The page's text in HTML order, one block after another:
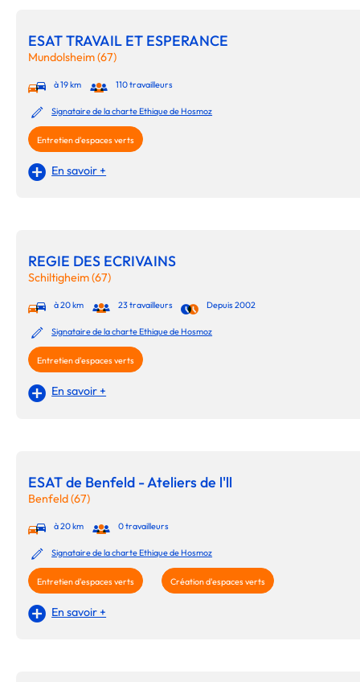
ESAT TRAVAIL ET ESPERANCE
Mundolsheim (67)
à 19 km 110 travailleurs
Signataire de la charte Ethique de Hosmoz
Entretien d'espaces verts
En savoir +
REGIE DES ECRIVAINS
Schiltigheim (67)
à 20 km 23 travailleurs Depuis 2002
Signataire de la charte Ethique de Hosmoz
Entretien d'espaces verts
En savoir +
ESAT de Benfeld - Ateliers de l'll
Benfeld (67)
à 20 km 0 travailleurs
Signataire de la charte Ethique de Hosmoz
Entretien d'espaces verts Création d'espaces verts
En savoir +